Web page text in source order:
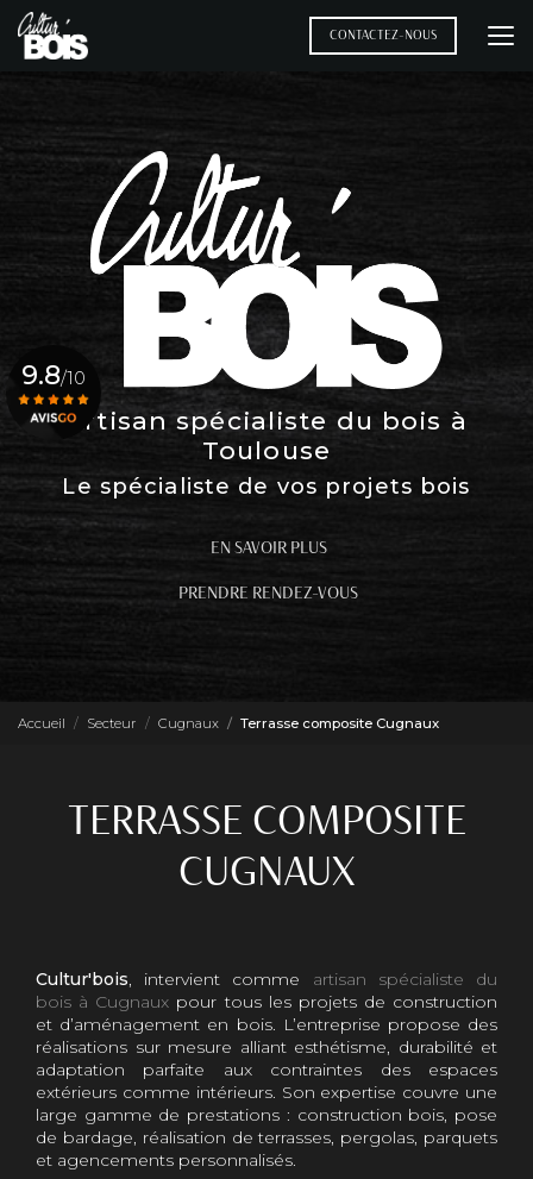
Aller
au
contenu
CONTACTEZ-NOUS
Artisan spécialiste du bois à
Toulouse
Le spécialiste de vos projets bois
EN SAVOIR PLUS
PRENDRE RENDEZ-VOUS
9.8/10
Accueil Secteur Cugnaux Terrasse composite Cugnaux
TERRASSE COMPOSITE
CUGNAUX
Cultur'bois, intervient comme artisan spécialiste du
bois à Cugnaux pour tous les projets de construction
et d’aménagement en bois. L’entreprise propose des
réalisations sur mesure alliant esthétisme, durabilité et
adaptation parfaite aux contraintes des espaces
extérieurs comme intérieurs. Son expertise couvre une
large gamme de prestations : construction bois, pose
de bardage, réalisation de terrasses, pergolas, parquets
et agencements personnalisés.